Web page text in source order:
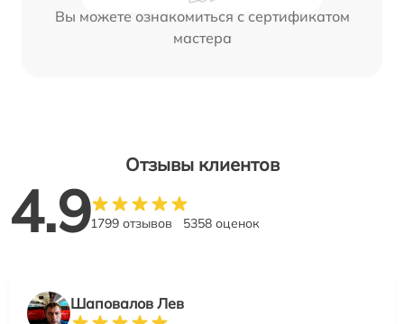
Вы можете ознакомиться с сертификатом
мастера
Отзывы клиентов
4.91799 отзывов 5358 оценок
Шаповалов Лев